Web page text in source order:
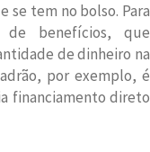
se tem no bolso. Para
benefícios, que
de dinheiro na
por exemplo, é
financiamento direto